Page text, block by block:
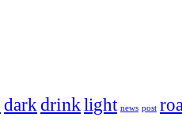
dark drinklight news post